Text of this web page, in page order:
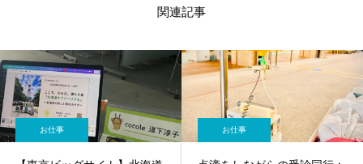
関連記事
お仕事 お仕事